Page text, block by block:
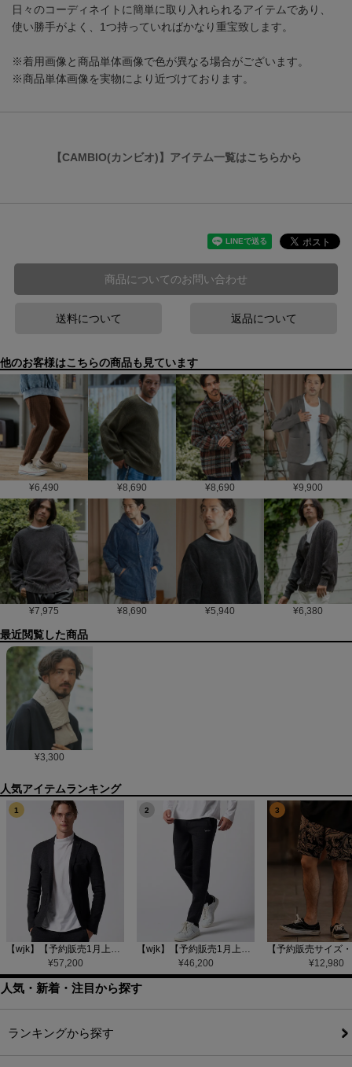
日々のコーディネイトに簡単に取り入れられるアイテムであり、
使い勝手がよく、1つ持っていればかなり重宝致します。
※着用画像と商品単体画像で色が異なる場合がございます。
※商品単体画像を実物により近づけております。
【CAMBIO(カンビオ)】アイテム一覧はこちらから
商品についてのお問い合わせ
送料について 返品について
他のお客様はこちらの商品も見ています
¥6,490 ¥8,690 ¥8,690 ¥9,900
¥7,975 ¥8,690 ¥5,940 ¥6,380
最近閲覧した商品
¥3,300
1
【wjk】【予約販売1月上旬～中旬入荷】function knit jacket(jacquard check) ニットジャケット(207 mw08j)
¥57,200
2
【wjk】【予約販売1月上旬～中旬入荷】function knit easy slacks(jacquard check) ニットイージーパンツ(504 mw08j)
¥46,200
3
¥12,980
人気・新着・注目から探す
ランキングから探す